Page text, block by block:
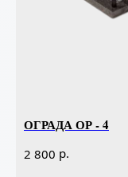
ОГРАДА ОР - 4
2 800 р.